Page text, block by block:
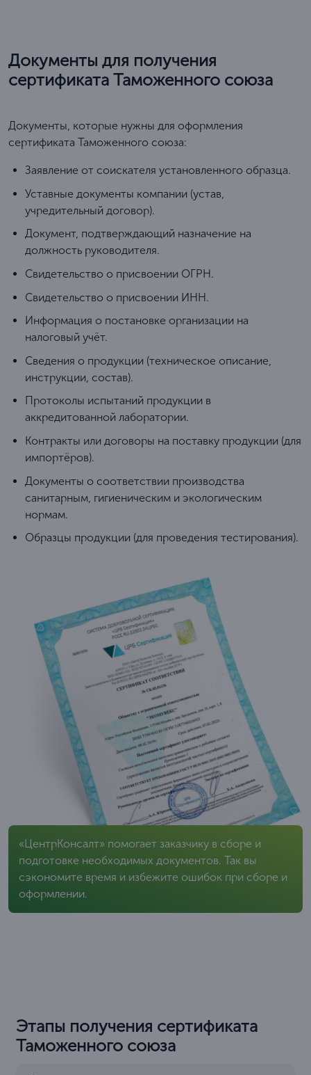
Документы для получения
сертификата Таможенного союза
Документы, которые нужны для оформления
сертификата Таможенного союза:
Заявление от соискателя установленного образца.
Уставные документы компании (устав,
учредительный договор).
Документ, подтверждающий назначение на
должность руководителя.
Свидетельство о присвоении ОГРН.
Свидетельство о присвоении ИНН.
Информация о постановке организации на
налоговый учёт.
Сведения о продукции (техническое описание,
инструкции, состав).
Протоколы испытаний продукции в
аккредитованной лаборатории.
Контракты или договоры на поставку продукции (для
импортёров).
Документы о соответствии производства
санитарным, гигиеническим и экологическим
нормам.
Образцы продукции (для проведения тестирования).
«ЦентрКонсалт» помогает заказчику в сборе и
подготовке необходимых документов. Так вы
сэкономите время и избежите ошибок при сборе и
оформлении.
Этапы получения сертификата
Таможенного союза